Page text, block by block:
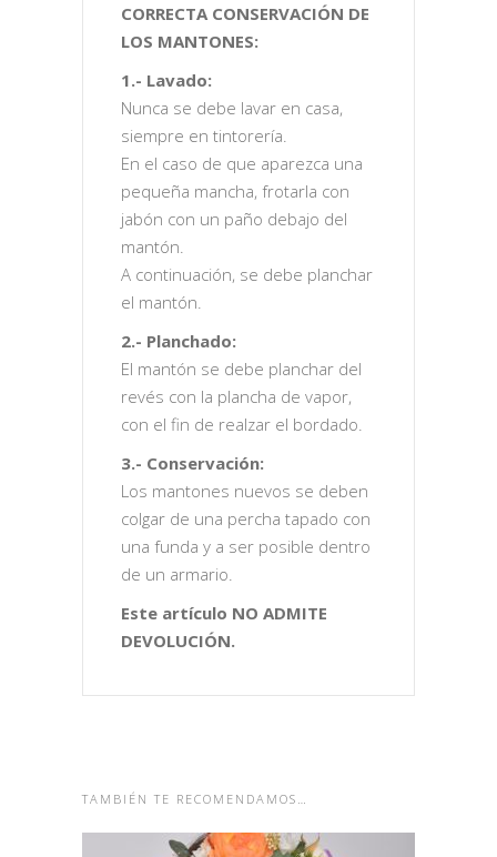
CORRECTA CONSERVACIÓN DE
LOS MANTONES:
1.- Lavado:
Nunca se debe lavar en casa,
siempre en tintorería.
En el caso de que aparezca una
pequeña mancha, frotarla con
jabón con un paño debajo del
mantón.
A continuación, se debe planchar
el mantón.
2.- Planchado:
El mantón se debe planchar del
revés con la plancha de vapor,
con el fin de realzar el bordado.
3.- Conservación:
Los mantones nuevos se deben
colgar de una percha tapado con
una funda y a ser posible dentro
de un armario.
Este artículo NO ADMITE
DEVOLUCIÓN.
TAMBIÉN TE RECOMENDAMOS…